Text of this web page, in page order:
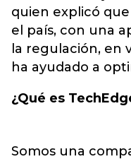
quien explicó
el país, con una
la regulación, en
ha ayudado a
¿Qué es
Somos una